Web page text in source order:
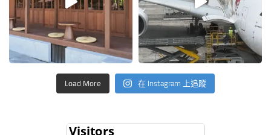
Load More 在 Instagram 上追蹤